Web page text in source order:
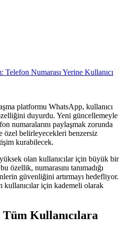
platformu WhatsApp, kullanıcı
duyurdu. Yeni güncellemeyle
numaralarını paylaşmak zorunda
özel belirleyecekleri benzersiz
kurabilecek.
olan kullanıcılar için büyük bir
özellik, numarasını tanımadığı
güvenliğini artırmayı hedefliyor.
kullanıcılar için kademeli olarak
Kullanıcılara